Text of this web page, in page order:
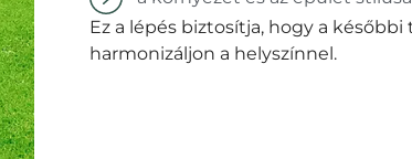
Ez a lépés biztosítja, hogy a
harmonizáljon a helyszínnel.